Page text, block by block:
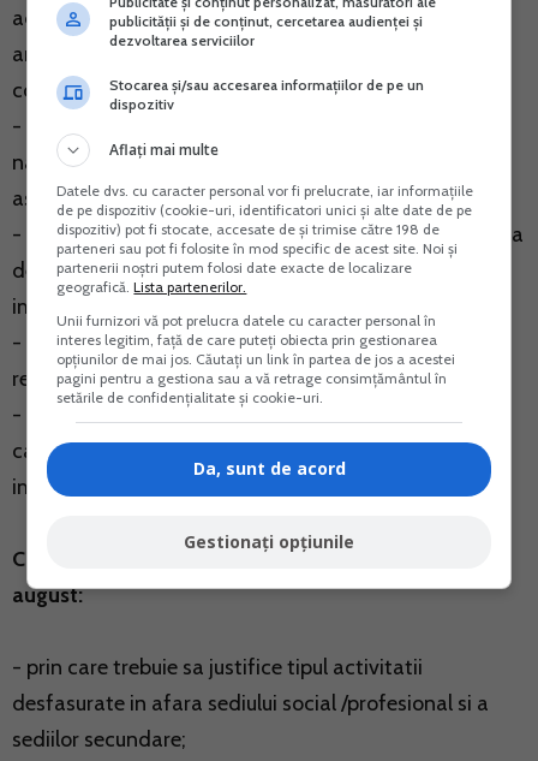
administratori ca detin sau au detinut in ultimii cinci
ani aceste calitati la societati cu restante la bugetul
consolidat al statului;
- eliminarea solicitarii informatiilor despre fapte de
natura contraventionala din cazierul fiscal al
asociatilor si administratorilor;
- eliminarea necesitatii de a numi trei persoane care sa
dea relatii despre administratorii persoanei
impozabile;
- eliminarea necesitatii specificarii indicatorilor
realizati de asociati si administratori;
- eliminarea solicitarii informatiei despre detinerea
calitatii de asociat si /sau administrator la persoane
impozabile in ultimii cinci ani.
Ce documente vor insoti Formularul 088 DE LA 1
august:
- prin care trebuie sa justifice tipul activitatii
desfasurate in afara sediului social /profesional si a
sediilor secundare;
publicității și de conținut, cercetarea audienței și
dezvoltarea serviciilor
Stocarea și/sau accesarea informațiilor de pe un
dispozitiv
Aflați mai multe
Datele dvs. cu caracter personal vor fi prelucrate, iar informațiile
de pe dispozitiv (cookie-uri, identificatori unici și alte date de pe
dispozitiv) pot fi stocate, accesate de și trimise către 198 de
parteneri sau pot fi folosite în mod specific de acest site. Noi și
partenerii noștri putem folosi date exacte de localizare
geografică.Lista partenerilor.
Unii furnizori vă pot prelucra datele cu caracter personal în
interes legitim, față de care puteți obiecta prin gestionarea
opțiunilor de mai jos. Căutați un link în partea de jos a acestei
pagini pentru a gestiona sau a vă retrage consimțământul în
setările de confidențialitate și cookie-uri.
Da, sunt de acord
Gestionați opțiunile